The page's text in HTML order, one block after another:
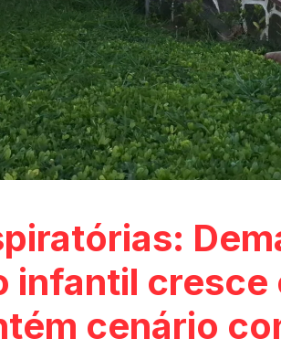
infantil cresce
cenário